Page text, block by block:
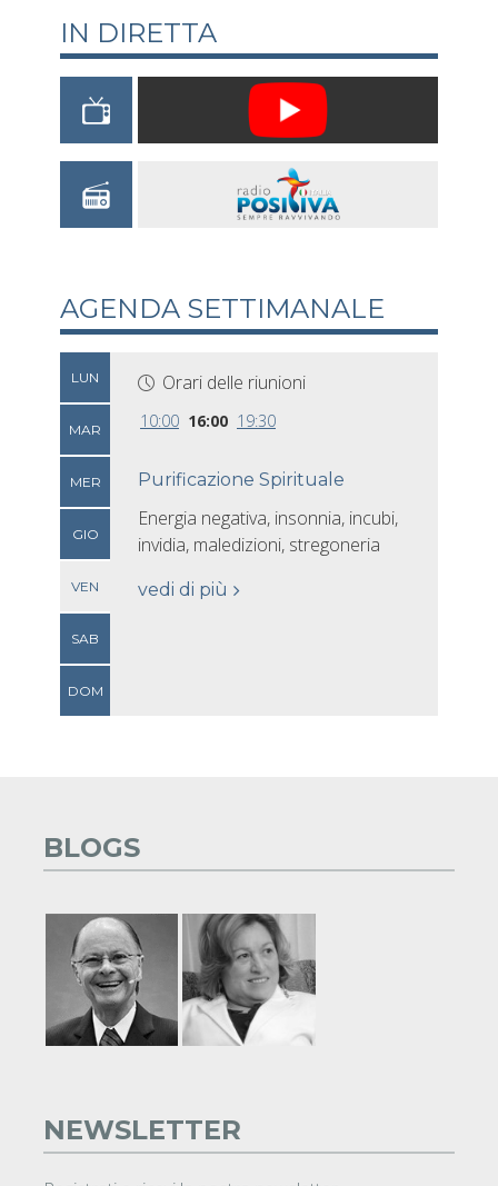
IN DIRETTA
AGENDA SETTIMANALE
LUN
MAR
MER
GIO
VEN
SAB
DOM
Orari delle riunioni
10:00 16:00 19:30
Purificazione Spirituale
Energia negativa, insonnia, incubi,
invidia, maledizioni, stregoneria
vedi di più
BLOGS
NEWSLETTER